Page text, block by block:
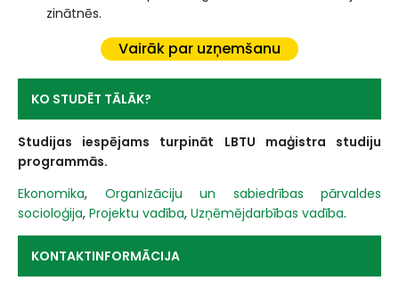
zinātnēs.
Vairāk par uzņemšanu
KO STUDĒT TĀLĀK?
Studijas iespējams turpināt LBTU maģistra studiju
programmās.
Ekonomika, Organizāciju un sabiedrības pārvaldes
socioloģija, Projektu vadība, Uzņēmējdarbības vadība.
KONTAKTINFORMĀCIJA